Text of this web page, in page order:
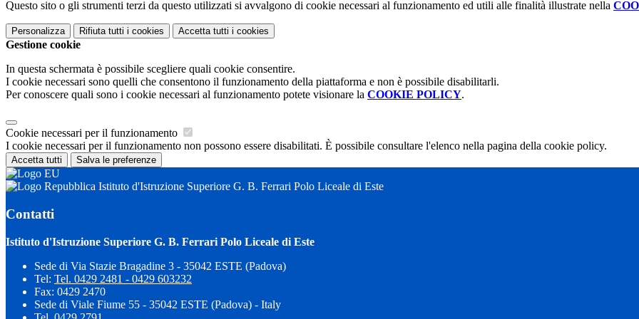
Questo sito o gli strumenti terzi da questo utilizzati si avvalgono di cookie necessari al funzionamento ed utili alle finalità illustrate nella
Personalizza Rifiuta tutti i cookies Accetta tutti i cookies
Gestione cookie
In questa schermata è possibile scegliere quali cookie consentire.
I cookie necessari sono quelli che consentono il funzionamento della piattaforma e non è possibile disabilitarli.
Per conoscere quali sono i cookie necessari al funzionamento potete visionare la COOKIE POLICY.
Cookie necessari per il funzionamento
I cookie necessari per il funzionamento non possono essere disabilitati. È possibile consultare l'elenco nella pagina della cookie policy.
Accetta tutti Salva le preferenze
Istituto d'Istruzione Superiore G. B. Ferrari Polo Liceale di Este
Contatti
Istituto d'Istruzione Superiore G. B. Ferrari Polo Liceale di Este
Sede di Via Stazie Bragadine 3 - 35042 ESTE (Padova)
Tel: Tel. 0429 2481 - 0429 603232
Fax: 0429 2470
Sede di Viale Fiume 55 - 35042 ESTE (Padova) - Italy